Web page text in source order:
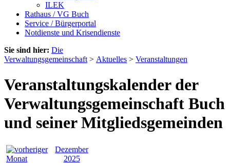
ILEK
Rathaus / VG Buch
Service / Bürgerportal
Notdienste und Krisendienste
Sie sind hier: Die
Verwaltungsgemeinschaft > Aktuelles > Veranstaltungen
Veranstaltungskalender der
Verwaltungsgemeinschaft Buch
und seiner Mitgliedsgemeinden
Dezember
2025